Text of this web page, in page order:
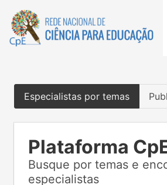
Especialistas por temas
Plataforma
Busque por temas e
especialistas